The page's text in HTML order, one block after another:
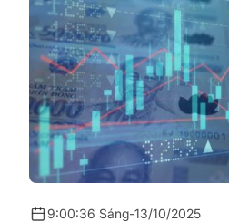
9:00:36 Sáng-13/10/2025